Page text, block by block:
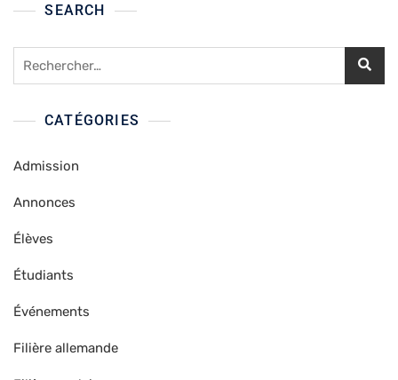
SEARCH
CATÉGORIES
Admission
Annonces
Élèves
Étudiants
Événements
Filière allemande